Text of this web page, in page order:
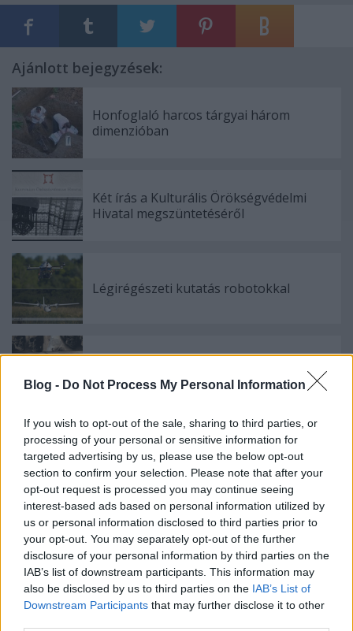
Blog - Do Not Process My Personal Information
If you wish to opt-out of the sale, sharing to third parties, or
processing of your personal or sensitive information for
targeted advertising by us, please use the below opt-out
section to confirm your selection. Please note that after your
opt-out request is processed you may continue seeing
interest-based ads based on personal information utilized by
us or personal information disclosed to third parties prior to
your opt-out. You may separately opt-out of the further
disclosure of your personal information by third parties on the
IAB’s list of downstream participants. This information may
also be disclosed by us to third parties on the IAB’s List of
Downstream Participants that may further disclose it to other
Ajánlott bejegyzések:
Honfoglaló harcos tárgyai három
dimenzióban
Két írás a Kulturális Örökségvédelmi
Hivatal megszüntetéséről
Légirégészeti kutatás robotokkal
könyvajánló
Ismét régészek a Kutatók éjszakáján
Szólj hozzá!
A hozzászóláshoz be kell lépned!